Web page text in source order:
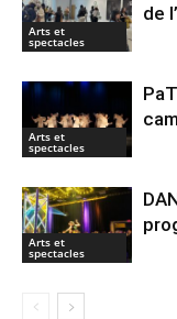
Arts et
spectacles
de
Arts et
spectacles
Arts et
spectacles